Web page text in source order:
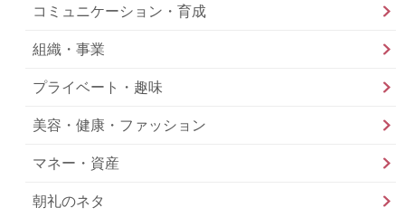
コミュニケーション・育成
組織・事業
プライベート・趣味
美容・健康・ファッション
マネー・資産
朝礼のネタ